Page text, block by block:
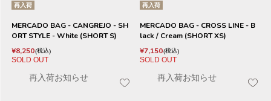
再入荷
MERCADO BAG - CANGREJO - SH
ORT STYLE - White (SHORT S)
¥8,250 税込
SOLD OUT
再入荷お知らせ
再入荷
MERCADO BAG - CROSS LINE - B
lack / Cream (SHORT XS)
¥7,150 税込
SOLD OUT
再入荷お知らせ